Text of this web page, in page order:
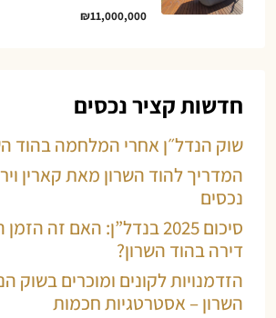
₪11,000,000
חדשות קציר נכסים
שוק הנדל״ן אחרי המלחמה בהוד
המדריך להוד השרון מאת קארין
נכסים
סיכום 2025 בנדל”ן: האם זה
דירה בהוד השרון?
הזדמנויות לקונים ומוכרים בשוק
השרון – אסטרטגיות חכמות